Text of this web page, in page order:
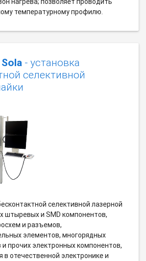
температурному профилю.
- установка
селективной
селективной лазерной
штыревых и SMD компонентов,
и разъемов,
элементов, многорядных
прочих электронных компонентов,
в отечественной электронике и